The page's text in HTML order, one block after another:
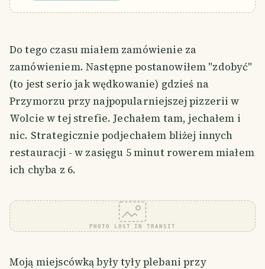
Do tego czasu miałem zamówienie za
zamówieniem. Następne postanowiłem "zdobyć"
(to jest serio jak wędkowanie) gdzieś na
Przymorzu przy najpopularniejszej pizzerii w
Wolcie w tej strefie. Jechałem tam, jechałem i
nic. Strategicznie podjechałem bliżej innych
restauracji - w zasięgu 5 minut rowerem miałem
ich chyba z 6.
PHOTO LOST IN TRANSIT
Moją miejscówką były tyły plebani przy